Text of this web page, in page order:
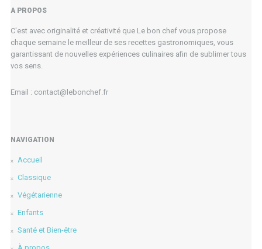
A PROPOS
C'est avec originalité et créativité que Le bon chef vous propose
chaque semaine le meilleur de ses recettes gastronomiques, vous
garantissant de nouvelles expériences culinaires afin de sublimer tous
vos sens.
Email : contact@lebonchef.fr
NAVIGATION
Accueil
Classique
Végétarienne
Enfants
Santé et Bien-être